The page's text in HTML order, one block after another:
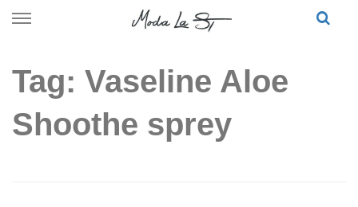
to
Tag: Vaseline Aloe
Shoothe sprey